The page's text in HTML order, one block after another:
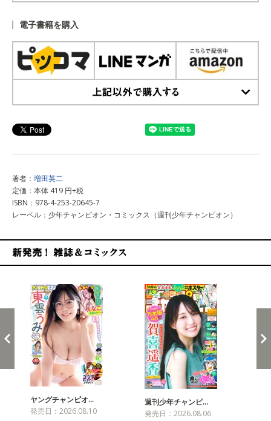
電子書籍を購入
著者： 増田英二
定価：本体 419 円+税
ISBN：978-4-253-20645-7
レーベル：少年チャンピオン・コミックス（週刊少年チャンピオン）
ヤングチャンピオ…
発売日：2026.08.10
週刊少年チャンピ…
発売日：2026.08.06